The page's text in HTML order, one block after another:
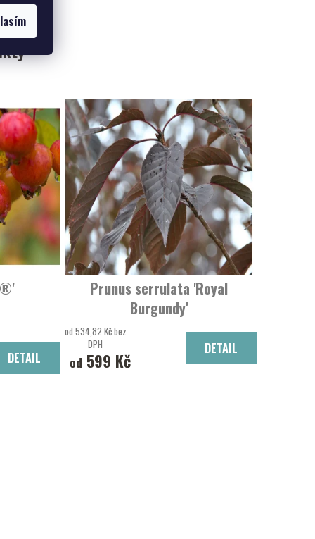
DETAIL
Prunus serrulata 'Royal
Burgundy'
od 534,82 Kč bez
DPH
od 599 Kč
DETAIL